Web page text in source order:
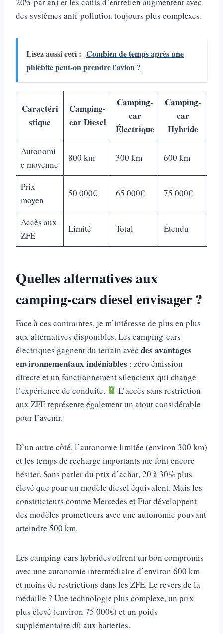
des systèmes anti-pollution toujours plus complexes.
Lisez aussi ceci : Combien de temps après une
phlébite peut-on prendre l’avion ?
Caractéri
stique
Camping-
car Diesel
Camping-
car
Électrique
Camping-
car
Hybride
Autonomi
e moyenne
800 km 300 km 600 km
Prix
moyen
50 000€ 65 000€ 75 000€
Accès aux
ZFE
Limité Total Étendu
Quelles alternatives aux
camping-cars diesel envisager ?
Face à ces contraintes, je m’intéresse de plus en plus
aux alternatives disponibles. Les camping-cars
électriques gagnent du terrain avec des avantages
environnementaux indéniables : zéro émission
directe et un fonctionnement silencieux qui change
l’expérience de conduite.
L’accès sans restriction
aux ZFE représente également un atout considérable
pour l’avenir.
D’un autre côté, l’autonomie limitée (environ 300 km)
et les temps de recharge importants me font encore
hésiter. Sans parler du prix d’achat, 20 à 30% plus
élevé que pour un modèle diesel équivalent. Mais les
constructeurs comme Mercedes et Fiat développent
des modèles prometteurs avec une autonomie pouvant
atteindre 500 km.
Les camping-cars hybrides offrent un bon compromis
avec une autonomie intermédiaire d’environ 600 km
et moins de restrictions dans les ZFE. Le revers de la
médaille ? Une technologie plus complexe, un prix
plus élevé (environ 75 000€) et un poids
supplémentaire dû aux batteries.